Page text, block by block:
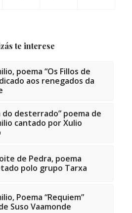
te interese
poema “Os Fillos de
aos renegados da
do desterrado” poema de
cantado por Xulio
de Pedra, poema
polo grupo Tarxa
Poema “Requiem”
Suso Vaamonde